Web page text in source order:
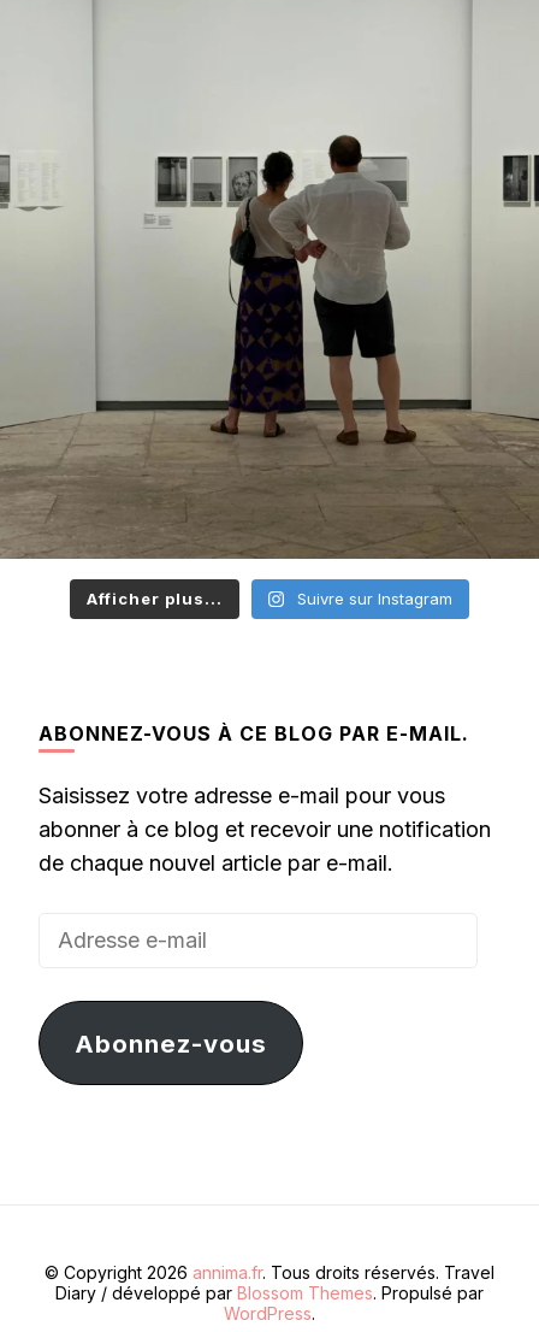
Afficher plus... Suivre sur Instagram
ABONNEZ-VOUS À CE BLOG PAR E-MAIL.
Saisissez votre adresse e-mail pour vous
abonner à ce blog et recevoir une notification
de chaque nouvel article par e-mail.
Adresse
mail
Abonnez-vous
© Copyright 2026 annima.fr. Tous droits réservés. Travel
Diary / développé par Blossom Themes. Propulsé par
WordPress.